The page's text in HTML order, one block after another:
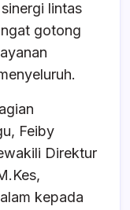
lintas
gotong
Feiby
Direktur
kepada